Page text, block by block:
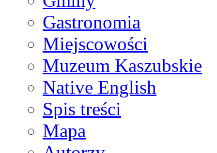
Gastronomia
Miejscowości
Muzeum Kaszubskie
Native English
Spis treści
Mapa